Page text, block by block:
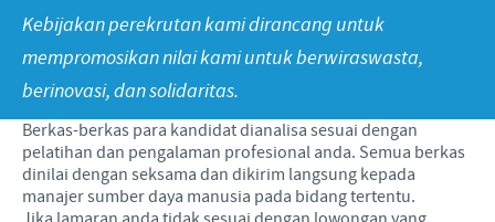
Produksi
Keberadaan Ceva di dunia
Hubungi Kami
Fokus pada peranan
Kerja sama bisnis dan ilmiah
Kontribusi
Program pendukung
KARIR
Pekerjaan utama kami
Lowongan Pekerjaan
Proses perekrutan kami
Pengembangan Diri
Kebijakan perekrutan kami dirancang untuk
mempromosikan nilai kami untuk berwiraswasta,
berinovasi, dan solidaritas.
Berkas-berkas para kandidat dianalisa sesuai dengan
pelatihan dan pengalaman profesional anda. Semua berkas
dinilai dengan seksama dan dikirim langsung kepada
manajer sumber daya manusia pada bidang tertentu.